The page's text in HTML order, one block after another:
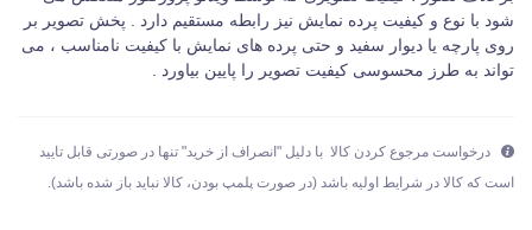
شود با نوع و کیفیت پرده نمایش نیز رابطه مستقیم دارد . پخش تصویر بر
روی پارچه یا دیوار سفید و حتی پرده های نمایش با کیفیت نامناسب ، می
تواند به طرز محسوسی کیفیت تصویر را پایین بیاورد .
درخواست مرجوع کردن کالا با دلیل "انصراف از خرید" تنها در صورتی قابل تایید
است که کالا در شرایط اولیه باشد (در صورت پلمپ بودن، کالا نباید باز شده باشد).